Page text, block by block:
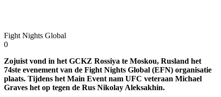
Fight Nights Global
0
Zojuist vond in het GCKZ Rossiya te Moskou, Rusland het
74ste evenement van de Fight Nights Global (EFN) organisatie
plaats. Tijdens het Main Event nam UFC veteraan Michael
Graves het op tegen de Rus Nikolay Aleksakhin.